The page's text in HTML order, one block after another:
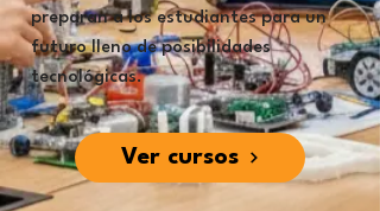
preparan a los estudiantes para un
futuro lleno de posibilidades
tecnológicas.
Ver cursos